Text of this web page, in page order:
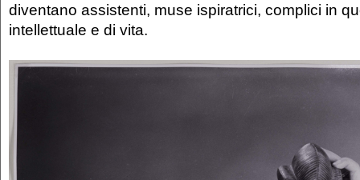
diventano assistenti, muse ispiratrici, complici in
intellettuale e di vita.